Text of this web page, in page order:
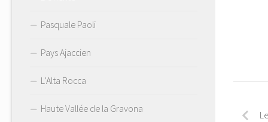
Pasquale Paoli
Pays Ajaccien
L’Alta Rocca
Haute Vallée de la Gravona